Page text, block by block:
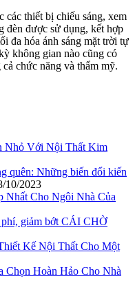
các thiết bị chiếu sáng, xem
đèn được sử dụng, kết hợp
đa hóa ánh sáng mặt trời tự
không gian nào cũng có
chức năng và thẩm mỹ.
Nhỏ Với Nội Thất Kim
quên: Những biến đổi kiến
10/2023
Nhất Cho Ngôi Nhà Của
giảm bớt CÁI CHỜ
Kế Nội Thất Cho Một
Hoàn Hảo Cho Nhà